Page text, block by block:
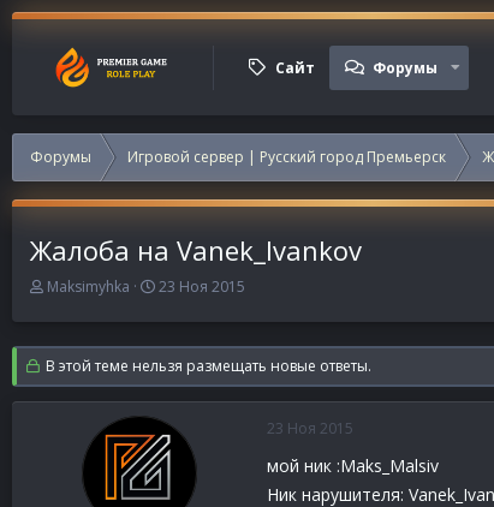
Сайт Форумы
Форумы Игровой сервер | Русский город Премьерск
Жалоба на Vanek_Ivankov
А
т
о
р
т
Maksimyhka
Д
т
а
н
а
ч
а
л
а
23 Ноя 2015
В этой теме нельзя размещать новые ответы.
23 Ноя 2015
мой ник :Maks_Malsiv
Ник нарушителя: